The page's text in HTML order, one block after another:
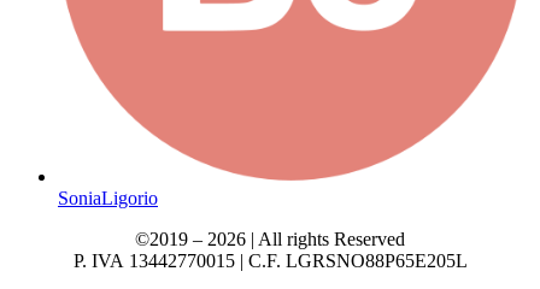
SoniaLigorio
©2019 – 2026 | All rights Reserved
P. IVA 13442770015 | C.F. LGRSNO88P65E205L